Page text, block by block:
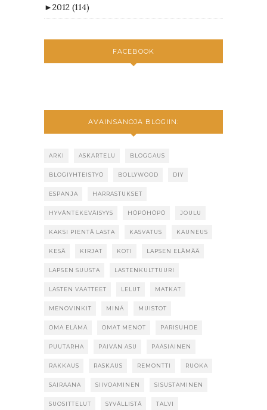
►2012 (114)
FACEBOOK
AVAINSANOJA BLOGIIN:
ARKI ASKARTELU BLOGGAUS
BLOGIYHTEISTYÖ BOLLYWOOD DIY
ESPANJA HARRASTUKSET
HYVÄNTEKEVÄISYYS HÖPÖHÖPÖ JOULU
KAKSI PIENTÄ LASTA KASVATUS KAUNEUS
KESÄ KIRJAT KOTI LAPSEN ELÄMÄÄ
LAPSEN SUUSTA LASTENKULTTUURI
LASTEN VAATTEET LELUT MATKAT
MENOVINKIT MINÄ MUISTOT
OMA ELÄMÄ OMAT MENOT PARISUHDE
PUUTARHA PÄIVÄN ASU PÄÄSIÄINEN
RAKKAUS RASKAUS REMONTTI RUOKA
SAIRAANA SIIVOAMINEN SISUSTAMINEN
SUOSITTELUT SYVÄLLISTÄ TALVI